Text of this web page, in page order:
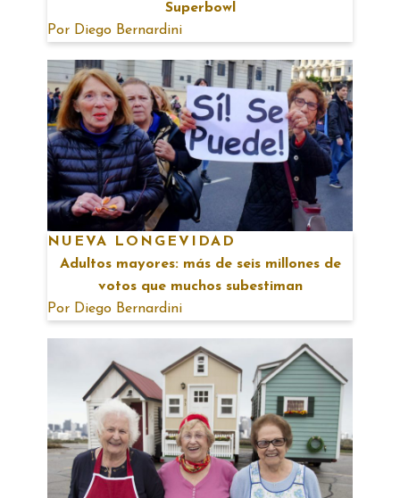
Superbowl
Por Diego Bernardini
NUEVA LONGEVIDAD
Adultos mayores: más de seis millones de
votos que muchos subestiman
Por Diego Bernardini